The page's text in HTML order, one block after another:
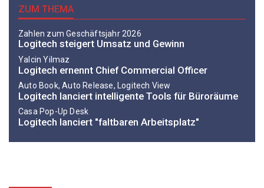
ZUM THEMA
Zahlen zum Geschäftsjahr 2026
Logitech steigert Umsatz und Gewinn
Yalcin Yilmaz
Logitech ernennt Chief Commercial Officer
Auto Book, Auto Release, Logitech View
Logitech lanciert intelligente Tools für Büroräume
Casa Pop-Up Desk
Logitech lanciert "faltbaren Arbeitsplatz"